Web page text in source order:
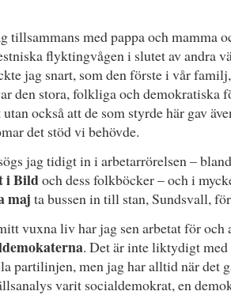
tillsammans med pappa och mamma
flyktingvågen i slutet av andra
jag snart, som den förste i vår
den stora, folkliga och demokratiska
också att de som styrde här gav
det stöd vi behövde.
jag tidigt in i arbetarrörelsen –
i Bildoch dess folkböcker – och i
maj ta bussen in till stan, Sundsvall,
vuxna liv har jag sen arbetat för och
. Det är inte liktydigt
partilinjen, men jag har alltid när det
varit socialdemokrat, en